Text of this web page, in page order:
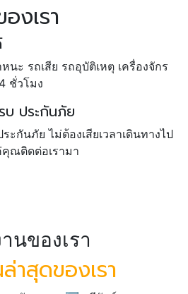
งเรา
นะ รถเสีย รถอุบัติเหตุ เครื่องจักร
ชั่วโมง
บ ประกันภัย
ะกันภัย ไม่ต้องเสียเวลาเดินทางไป
คุณติดต่อเรามา
นของเรา
าสุดของเรา